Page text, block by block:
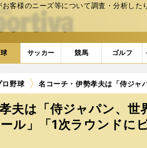
客様のニーズ等について調査・分析し
ティーバ)
サッカー 競馬 ゴルフ
ロ野球 名コーチ・伊勢孝夫は「侍ジャ
夫は「侍ジャパン、世
ル」「1次ラウンドに